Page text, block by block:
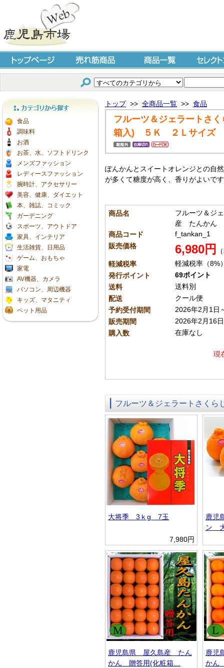
トップページ 売れ筋商品 商品一覧 セレクト
カテゴリから探す
食品
調味料
お酒
お茶、水、ソフトドリンク
メンズファッション
レディースファッション
腕時計、アクセサリー
美容、健康、ダイエット
本、雑誌、コミック
ガーデニング
スポーツ、アウトドア
家具、インテリア
生活雑貨、日用品
ゲーム、おもちゃ
家電
AV機器、カメラ
パソコン、周辺機器
キッズ、マタニティ
ペット用品
トップ>> 全商品一覧 >> 食品
フルーツ＆ジェラート
箱入) ５Ｋ ２Ｌサイズ
ぽんかんとスイートオレンジとの自
が多くて糖度が高く、香りがよいで
商品名
フルーツ＆ジ
産 たんかん
商品コード
f_tankan_1
販売価格
6,980円
軽減税率
軽減税率（8%
発行ポイント
69ポイント
送料
送料別
配送
クール便
予約受付期間
2026年2月1日
販売期間
2026年2月16
購入数
在庫なし
現
フルーツ＆ジェラートさくら
大将季 3ｋg 7玉
7,980円
鹿児
ン
鹿児島県 屋久島産 たん
かん 贈答用(化粧箱…
鹿児
かん